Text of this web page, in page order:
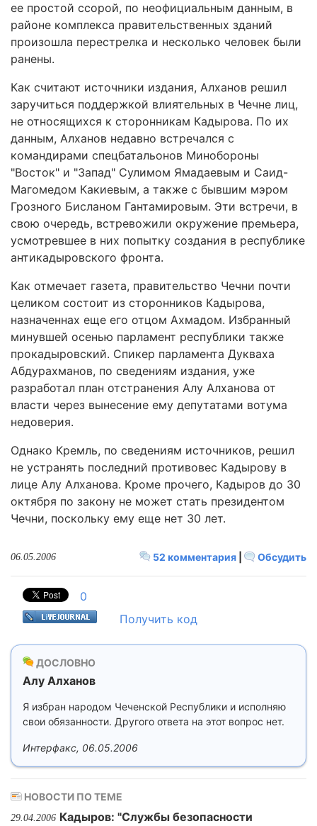
ее простой ссорой, по неофициальным данным, в
районе комплекса правительственных зданий
произошла перестрелка и несколько человек были
ранены.
Как считают источники издания, Алханов решил
заручиться поддержкой влиятельных в Чечне лиц,
не относящихся к сторонникам Кадырова. По их
данным, Алханов недавно встречался с
командирами спецбатальонов Минобороны
"Восток" и "Запад" Сулимом Ямадаевым и Саид-
Магомедом Какиевым, а также с бывшим мэром
Грозного Бисланом Гантамировым. Эти встречи, в
свою очередь, встревожили окружение премьера,
усмотревшее в них попытку создания в республике
антикадыровского фронта.
Как отмечает газета, правительство Чечни почти
целиком состоит из сторонников Кадырова,
назначеннах еще его отцом Ахмадом. Избранный
минувшей осенью парламент республики также
прокадыровский. Спикер парламента Дукваха
Абдурахманов, по сведениям издания, уже
разработал план отстранения Алу Алханова от
власти через вынесение ему депутатами вотума
недоверия.
Однако Кремль, по сведениям источников, решил
не устранять последний противовес Кадырову в
лице Алу Алханова. Кроме прочего, Кадыров до 30
октября по закону не может стать президентом
Чечни, поскольку ему еще нет 30 лет.
52 комментария Обсудить
06.05.2006
0
Получить код
ДОСЛОВНО
Алу Алханов
Я избран народом Чеченской Республики и исполняю
свои обязанности. Другого ответа на этот вопрос нет.
Интерфакс, 06.05.2006
НОВОСТИ ПО ТЕМЕ
29.04.2006 Кадыров: "Службы безопасности